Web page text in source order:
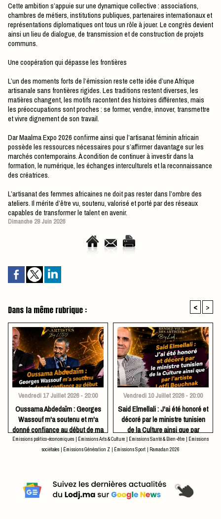
Cette ambition s’appuie sur une dynamique collective : associations,
chambres de métiers, institutions publiques, partenaires internationaux et
représentations diplomatiques ont tous un rôle à jouer. Le congrès devient
ainsi un lieu de dialogue, de transmission et de construction de projets
communs.
Une coopération qui dépasse les frontières
L’un des moments forts de l’émission reste cette idée d’une Afrique
artisanale sans frontières rigides. Les traditions restent diverses, les
matières changent, les motifs racontent des histoires différentes, mais
les préoccupations sont proches : se former, vendre, innover, transmettre
et vivre dignement de son travail.
Dar Maalma Expo 2026 confirme ainsi que l’artisanat féminin africain
possède les ressources nécessaires pour s’affirmer davantage sur les
marchés contemporains. À condition de continuer à investir dans la
formation, le numérique, les échanges interculturels et la reconnaissance
des créatrices.
L’artisanat des femmes africaines ne doit pas rester dans l’ombre des
ateliers. Il mérite d’être vu, soutenu, valorisé et porté par des réseaux
capables de transformer le talent en avenir.
Dimanche 28 Juin 2026
Dans la même rubrique : < >
Vendredi 17 Juillet 2026 - 20:00
Oussama Abdedaïm : Georges
Wassouf m'a soutenu et m'a
donné confiance au début de ma
carrière artistique
Vendredi 10 Juillet 2026 - 20:00
Said Elmellali : J'ai été honoré et
décoré par le ministre tunisien
de la Culture ainsi que par
l'artiste Lotfi Bouchnak
Émissions politico-économiques | Émissions Arts & Culture | Émissions Santé & Bien-être | Émissions
sociétales | Émissions Génération Z | Émissions Sport | Ramadan 2026